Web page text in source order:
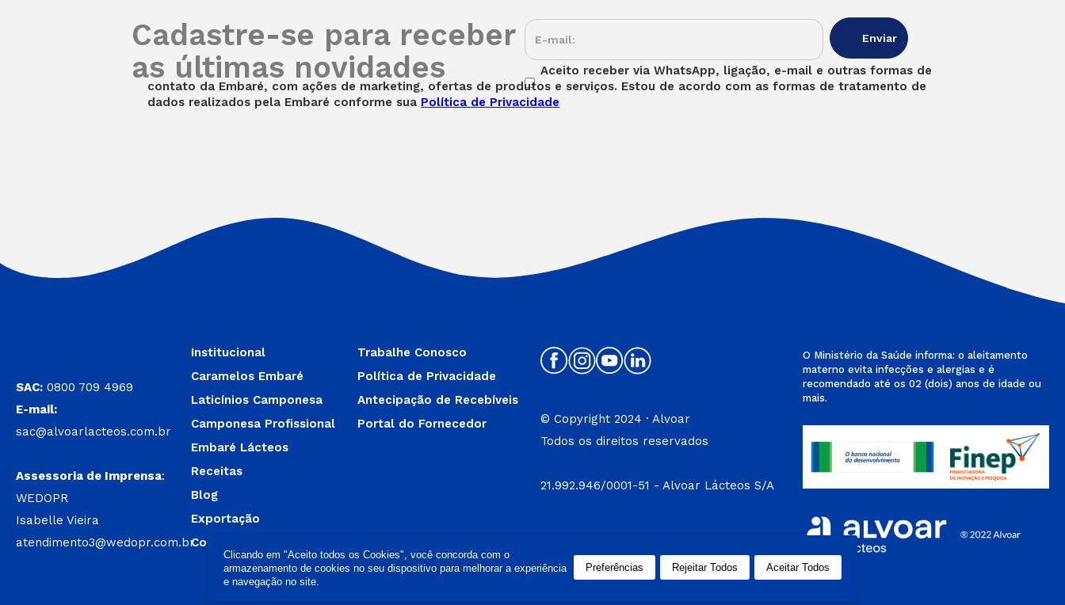
Cadastre-se para receber
as últimas novidades
Aceito receber via WhatsApp, ligação, e-mail e outras formas de
contato da Embaré, com ações de marketing, ofertas de produtos e serviços. Estou de acordo com as formas de tratamento de
dados realizados pela Embaré conforme sua Política de Privacidade
SAC: 0800 709 4969
E-mail:
sac@alvoarlacteos.com.br
Assessoria de Imprensa:
WEDOPR
Isabelle Vieira
atendimento3@wedopr.com.br
Institucional
Caramelos Embaré
Laticínios Camponesa
Camponesa Profissional
Embaré Lácteos
Receitas
Blog
Exportação
Contato
Trabalhe Conosco
Política de Privacidade
Antecipação de Recebíveis
Portal do Fornecedor
© Copyright 2024 · Alvoar
Todos os direitos reservados
21.992.946/0001-51 - Alvoar Lácteos S/A
O Ministério da Saúde informa: o aleitamento
materno evita infecções e alergias e é
recomendado até os 02 (dois) anos de idade ou
mais.
Clicando em "Aceito todos os Cookies", você concorda com o
armazenamento de cookies no seu dispositivo para melhorar a experiência
e navegação no site.
Preferências Rejeitar Todos Aceitar Todos